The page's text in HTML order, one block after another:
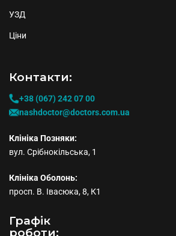
УЗД
Ціни
Контакти:
+38 (067) 242 07 00
nashdoctor@doctors.com.ua
Клініка Позняки:
вул. Срібнокільська, 1
Клініка Оболонь:
просп. В. Івасюка, 8, К1
Графiк
роботи: